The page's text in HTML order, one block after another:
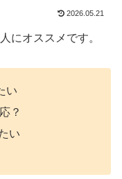
2026.05.21
にオススメです。
い
？
い